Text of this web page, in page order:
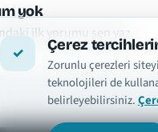
Çerez
Zorunlu çerezleri
teknolojileri de
belirleyebilirsiniz.
yok
ilk yorumu sen yaz.